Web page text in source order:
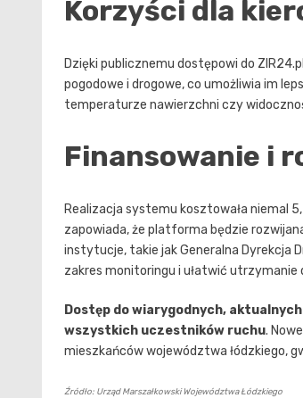
Korzyści dla
Dzięki publicznemu dostępowi do
pogodowe i drogowe, co umożliwia im
temperaturze nawierzchni czy
Finansowanie i
Realizacja systemu kosztowała niemal
zapowiada, że platforma będzie
instytucje, takie jak Generalna Dyrekcja
zakres monitoringu i ułatwić utrzymanie
Dostęp do wiarygodnych,
wszystkich uczestników ruchu.
mieszkańców województwa łódzkiego,
Źródło: Urząd Marszałkowski Województwa Łódzkiego